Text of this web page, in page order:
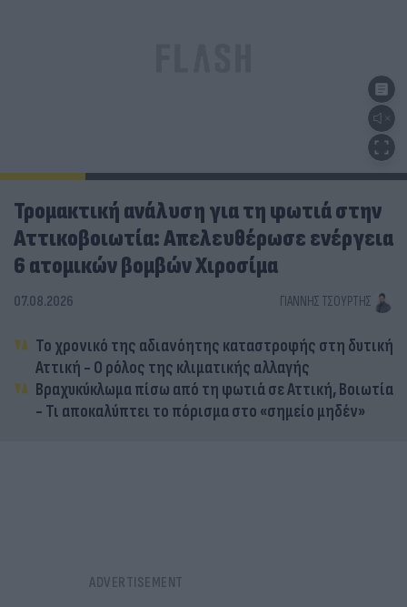
Τρομακτική ανάλυση για τη φωτιά στην
Αττικοβοιωτία: Απελευθέρωσε ενέργεια
6 ατομικών βομβών Χιροσίμα
07.08.2026 ΓΙΆΝΝΗΣ ΤΣΟΎΡΤΗΣ
Το χρονικό της αδιανόητης καταστροφής στη δυτική
Αττική - Ο ρόλος της κλιματικής αλλαγής
Βραχυκύκλωμα πίσω από τη φωτιά σε Αττική, Βοιωτία
- Τι αποκαλύπτει το πόρισμα στο «σημείο μηδέν»